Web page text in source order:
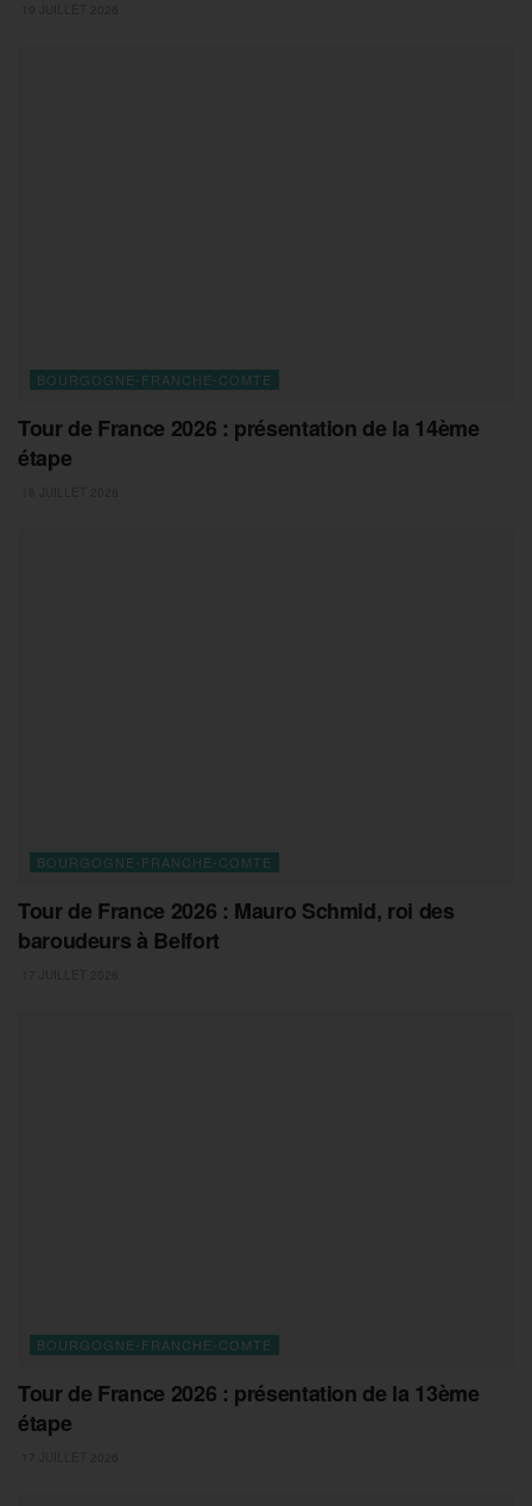
BOURGOGNE-FRANCHE-COMTE
Tour de France 2026 : présentation de la 14ème
étape
BOURGOGNE-FRANCHE-COMTE
Tour de France 2026 : Mauro Schmid, roi des
baroudeurs à Belfort
BOURGOGNE-FRANCHE-COMTE
Tour de France 2026 : présentation de la 13ème
étape